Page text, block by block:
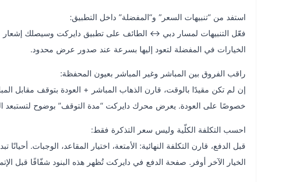
استفد من “تنبيهات السعر” و“المفضلة” داخل التطبيق:
فعّل التنبيهات لمسار دبي ↔ الطائف على تطبيق دايركت وسيصلك
الخيارات في المفضلة لتعود إليها بسرعة عند صدور عرض محدود.
راقب الفروق بين المباشر وغير المباشر بعيون المحفظة:
إن لم تكن مقيدًا بالوقت، قارن الذهاب المباشر + العودة بتوقف مقابل
خصوصًا على العودة. يعرض محرك دايركت “مدة التوقف” بوضوح لتستبعد
احسب التكلفة الكلّية وليس سعر التذكرة فقط:
قبل الدفع، قارن التكلفة النهائية: الأمتعة، اختيار المقاعد، الوجبات.
الخيار الآخر أوفر. صفحة الدفع في دايركت تُظهر هذه البنود شفّافًا قبل